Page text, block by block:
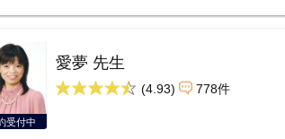
受付中
愛夢 先生
(4.93) 778件